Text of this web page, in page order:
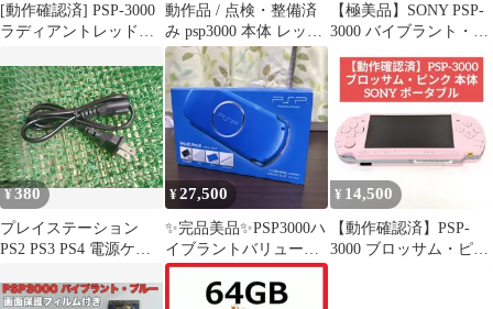
[動作確認済] PSP-3000
ラディアントレッド
動作品 / 点検・整備済
み psp3000 本体 レッド
×ブラック（付属品あ
り）
【極美品】SONY PSP-
3000 バイブラント・ブ
ルー 本体
¥380
プレイステーション
PS2 PS3 PS4 電源ケー
¥27,500
✨完品美品✨PSP3000ハ
イブラントバリューパ
ックセット✨【クリー
ニング済み】
¥ 14,500
【動作確認済】PSP-
3000 ブロッサム・ピン